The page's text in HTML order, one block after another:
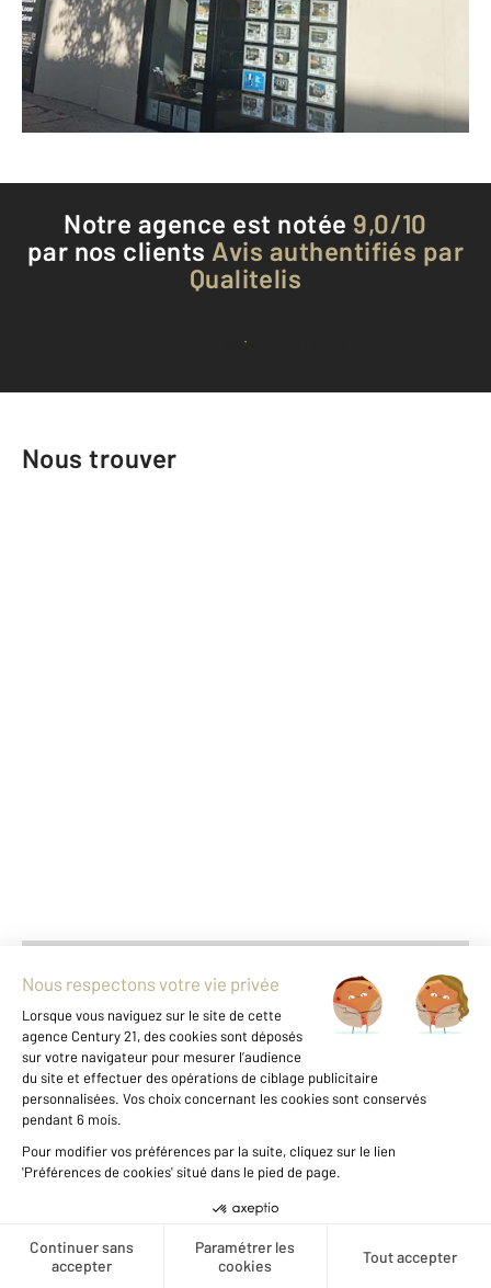
Créer une alerte
Envoyer un message
Téléphoner à l'agence
Notre agence est notée 9,0/10
par nos clients Avis authentifiés par
Qualitelis
Voir tous les avis clients
Nous trouver
+
-
Parlons de vous, parlons biens
Accéder à mon compte